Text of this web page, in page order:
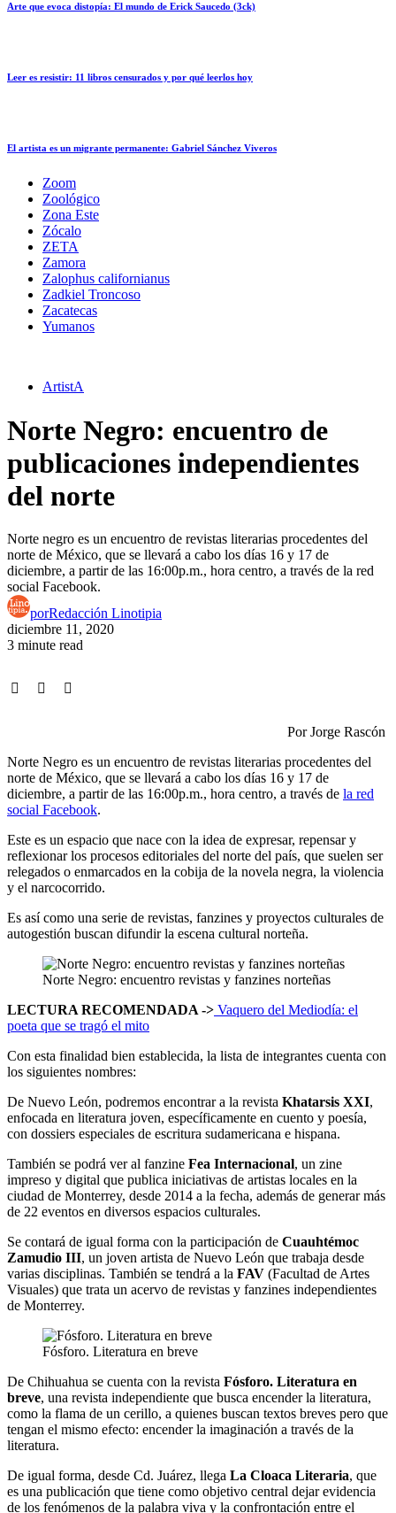
Arte que evoca distopía: El mundo de Erick Saucedo (3ck)
Leer es resistir: 11 libros censurados y por qué leerlos hoy
El artista es un migrante permanente: Gabriel Sánchez Viveros
Zoom
Zoológico
Zona Este
Zócalo
ZETA
Zamora
Zalophus californianus
Zadkiel Troncoso
Zacatecas
Yumanos
ArtistA
Norte Negro: encuentro de
publicaciones independientes
del norte
Norte negro es un encuentro de revistas literarias procedentes del
norte de México, que se llevará a cabo los días 16 y 17 de
diciembre, a partir de las 16:00p.m., hora centro, a través de la red
social Facebook.
porRedacción Linotipia
diciembre 11, 2020
3 minute read
Por Jorge Rascón
Norte Negro es un encuentro de revistas literarias procedentes del
norte de México, que se llevará a cabo los días 16 y 17 de
diciembre, a partir de las 16:00p.m., hora centro, a través de la red
social Facebook.
Este es un espacio que nace con la idea de expresar, repensar y
reflexionar los procesos editoriales del norte del país, que suelen ser
relegados o enmarcados en la cobija de la novela negra, la violencia
y el narcocorrido.
Es así como una serie de revistas, fanzines y proyectos culturales de
autogestión buscan difundir la escena cultural norteña.
Norte Negro: encuentro revistas y fanzines norteñas
LECTURA RECOMENDADA -> Vaquero del Mediodía: el
poeta que se tragó el mito
Con esta finalidad bien establecida, la lista de integrantes cuenta con
los siguientes nombres:
De Nuevo León, podremos encontrar a la revista Khatarsis XXI,
enfocada en literatura joven, específicamente en cuento y poesía,
con dossiers especiales de escritura sudamericana e hispana.
También se podrá ver al fanzine Fea Internacional, un zine
impreso y digital que publica iniciativas de artistas locales en la
ciudad de Monterrey, desde 2014 a la fecha, además de generar más
de 22 eventos en diversos espacios culturales.
Se contará de igual forma con la participación de Cuauhtémoc
Zamudio III, un joven artista de Nuevo León que trabaja desde
varias disciplinas. También se tendrá a la FAV (Facultad de Artes
Visuales) que trata un acervo de revistas y fanzines independientes
de Monterrey.
Fósforo. Literatura en breve
De Chihuahua se cuenta con la revista Fósforo. Literatura en
breve, una revista independiente que busca encender la literatura,
como la flama de un cerillo, a quienes buscan textos breves pero que
tengan el mismo efecto: encender la imaginación a través de la
literatura.
De igual forma, desde Cd. Juárez, llega La Cloaca Literaria, que
es una publicación que tiene como objetivo central dejar evidencia
de los fenómenos de la palabra viva y la confrontación entre el